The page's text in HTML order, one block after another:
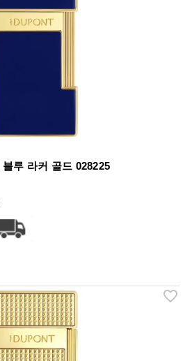
루 라커 골드 028225